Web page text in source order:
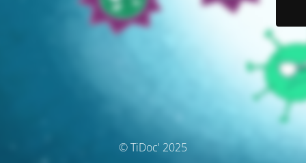
© TiDoc' 2025